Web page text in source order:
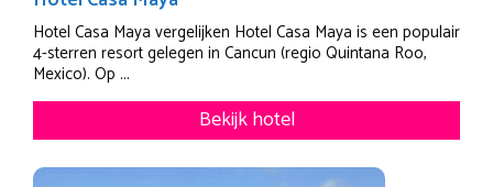
Hotel Casa Maya vergelijken Hotel Casa Maya is een populair
4-sterren resort gelegen in Cancun (regio Quintana Roo,
Mexico). Op ...
Bekijk hotel